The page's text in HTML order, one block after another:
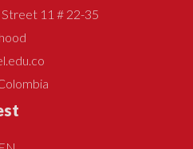
Street 11 # 22-35